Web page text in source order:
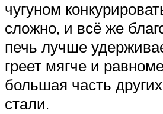
чугуном
сложно, и всё же
печь лучше
греет мягче и
большая часть
стали.